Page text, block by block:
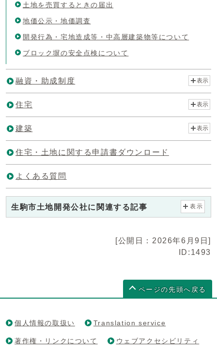
土地を売買するときの届出
地価公示・地価調査
開発行為・宅地造成等・中高層建築物等について
ブロック塀の安全点検について
融資・助成制度 表示
住宅 表示
建築 表示
住宅・土地に関する申請書ダウンロード
よくある質問
生駒市土地開発公社に関連する記事 表示
[公開日：2026年6月9日]
ID:1493
ページの先頭へ戻る
個人情報の取扱い Translation service
著作権・リンクについて ウェブアクセシビリティ